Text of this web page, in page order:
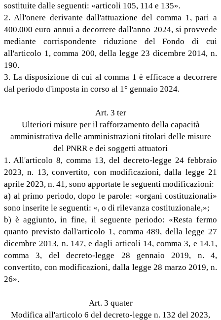
sostituite dalle seguenti: «articoli 105, 114 e 135».
2. All'onere derivante dall'attuazione del comma 1, pari a
400.000 euro annui a decorrere dall'anno 2024, si provvede
mediante corrispondente riduzione del Fondo di cui
all'articolo 1, comma 200, della legge 23 dicembre 2014, n.
190.
3. La disposizione di cui al comma 1 è efficace a decorrere
dal periodo d'imposta in corso al 1° gennaio 2024.
Art. 3 ter
Ulteriori misure per il rafforzamento della capacità
amministrativa delle amministrazioni titolari delle misure
del PNRR e dei soggetti attuatori
1. All'articolo 8, comma 13, del decreto-legge 24 febbraio
2023, n. 13, convertito, con modificazioni, dalla legge 21
aprile 2023, n. 41, sono apportate le seguenti modificazioni:
a) al primo periodo, dopo le parole: «organi costituzionali»
sono inserite le seguenti: «, o di rilevanza costituzionale,»;
b) è aggiunto, in fine, il seguente periodo: «Resta fermo
quanto previsto dall'articolo 1, comma 489, della legge 27
dicembre 2013, n. 147, e dagli articoli 14, comma 3, e 14.1,
comma 3, del decreto-legge 28 gennaio 2019, n. 4,
convertito, con modificazioni, dalla legge 28 marzo 2019, n.
26».
Art. 3 quater
Modifica all'articolo 6 del decreto-legge n. 132 del 2023,